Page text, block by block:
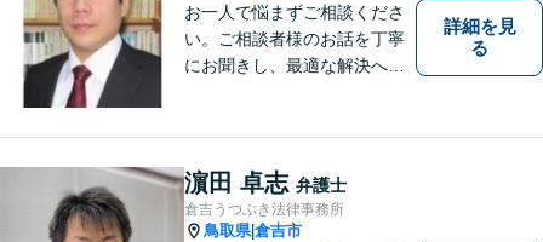
お一人で悩まずご相談くださ
い。ご相談者様のお話を丁寧
にお聞きし、最適な解決へと
詳細を見
る
濵田 卓志 弁護士
倉吉うつぶき法律事務所
鳥取県|倉吉市